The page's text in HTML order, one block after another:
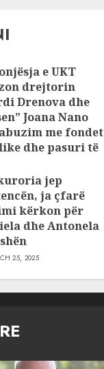
e UKT
drejtorin
Drenova dhe
Joana Nano
me fondet
dhe pasuri të
24, 2025
jep
ja çfarë
kërkon për
dhe Antonela
25, 2025